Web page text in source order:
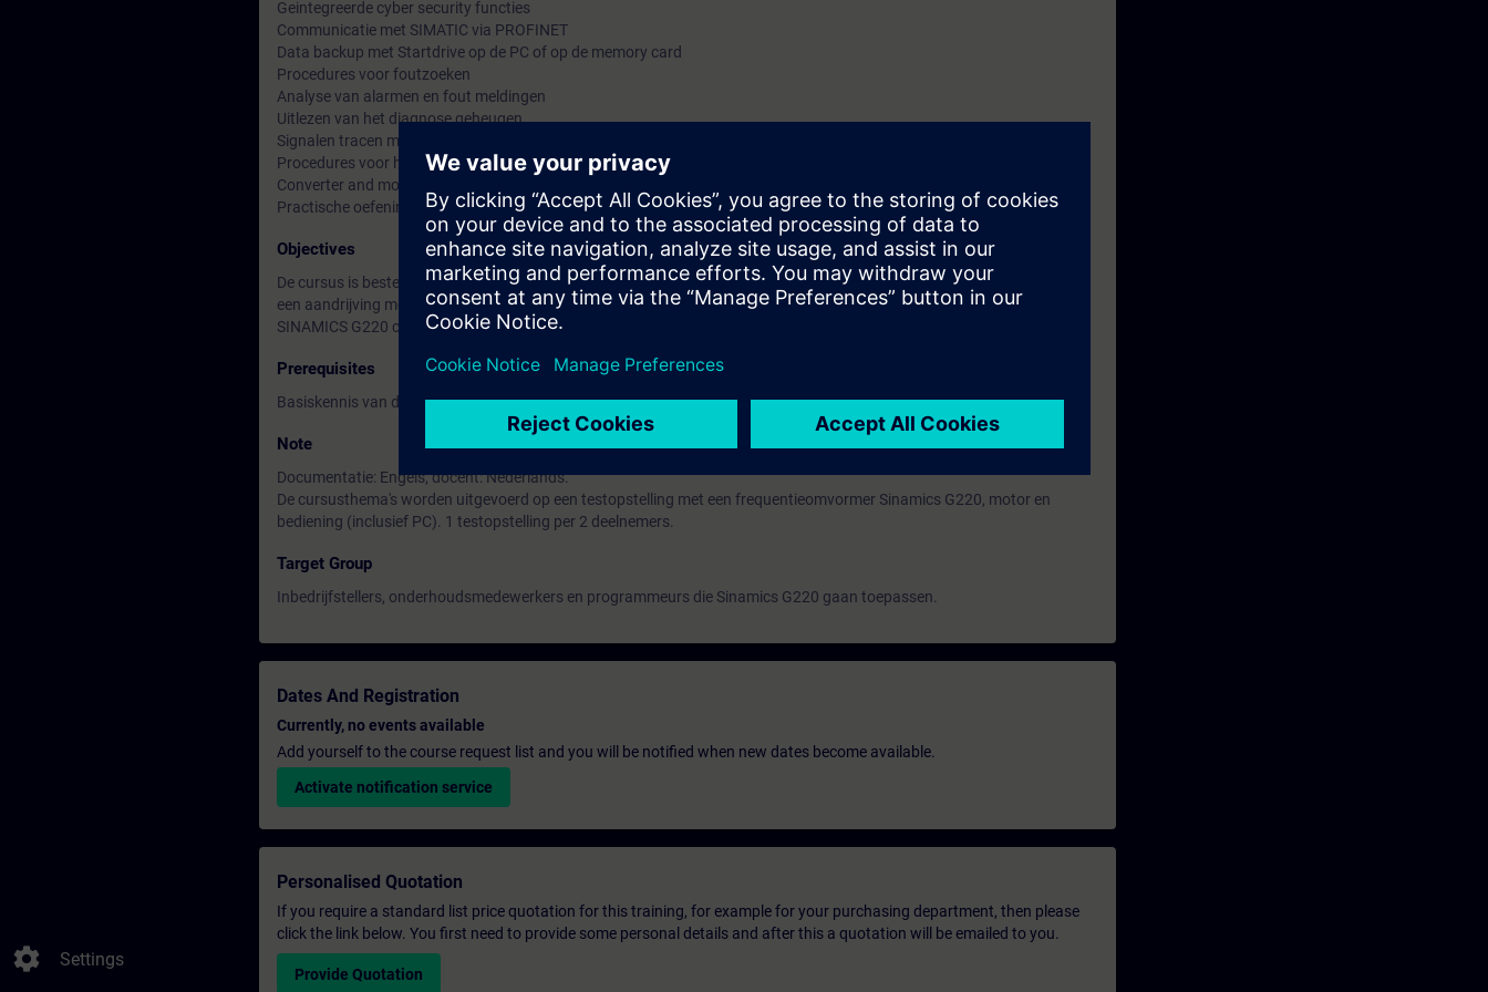
settings Settings
Geintegreerde cyber security functies
Communicatie met SIMATIC via PROFINET
Data backup met Startdrive op de PC of op de memory card
Procedures voor foutzoeken
Analyse van alarmen en fout meldingen
Uitlezen van het diagnose geheugen
Signalen tracen met behulp van de trace functie
Procedures voor het vervangen van:
Converter and motor
Practische oefeningen met de SINAMICS G220
Objectives
De cursus is bestemd voor projectengineers-, service- en onderhoudspersoneel. Na deelname is de cursist in staat om
een aandrijving met SINAMICS G220 op te bouwen, in bedrijf te nemen en fouten op te sporen. Ook is duidelijk hoe de
SINAMICS G220 communiceert met een SIMATIC PLC.
Prerequisites
Basiskennis van draaistroommotoren en vermogenselektronica.
Note
Documentatie: Engels, docent: Nederlands.
De cursusthema's worden uitgevoerd op een testopstelling met een frequentieomvormer Sinamics G220, motor en
bediening (inclusief PC). 1 testopstelling per 2 deelnemers.
Target Group
Inbedrijfstellers, onderhoudsmedewerkers en programmeurs die Sinamics G220 gaan toepassen.
Dates And Registration
Currently, no events available
Add yourself to the course request list and you will be notified when new dates become available.
Activate notification service
Personalised Quotation
If you require a standard list price quotation for this training, for example for your purchasing department, then please
click the link below. You first need to provide some personal details and after this a quotation will be emailed to you.
Provide Quotation